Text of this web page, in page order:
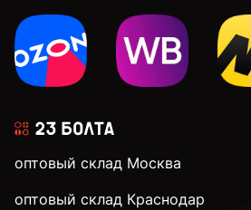
оптовый склад Москва
оптовый склад Краснодар